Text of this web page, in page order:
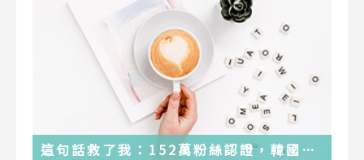
這句話救了我：152萬粉絲認證，韓國最